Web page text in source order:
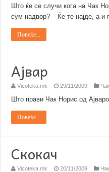
Што ќе се случи кога на Чак
сум надвор? – Ќе те најде, а и
Повеќе...
Ајвар
Vicoteka.mk 29/11/2009
Што прави Чак Норис од
Повеќе...
Скокач
Vicoteka.mk 20/11/2009